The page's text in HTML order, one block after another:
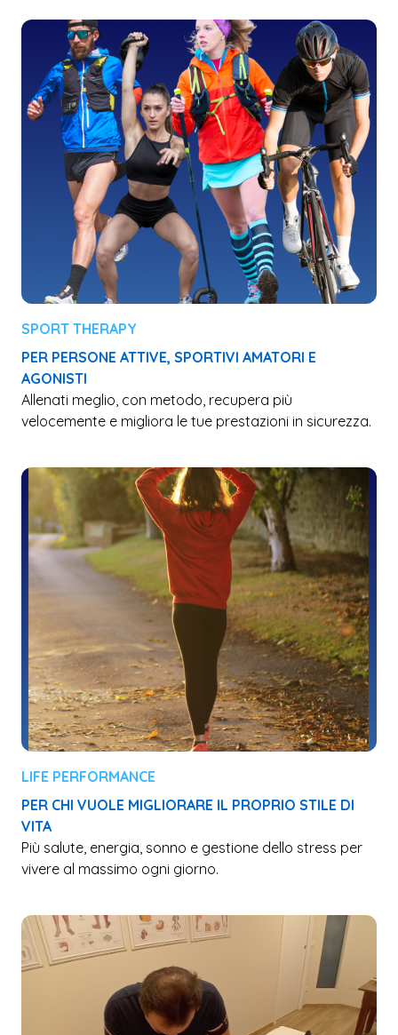
SPORT THERAPY
PER PERSONE ATTIVE, SPORTIVI AMATORI E
AGONISTI
Allenati meglio, con metodo, recupera più
velocemente e migliora le tue prestazioni in sicurezza.
LIFE PERFORMANCE
PER CHI VUOLE MIGLIORARE IL PROPRIO STILE DI
VITA
Più salute, energia, sonno e gestione dello stress per
vivere al massimo ogni giorno.